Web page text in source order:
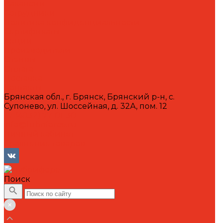
Брянская обл., г. Брянск, Брянский р-н, с.
Супонево, ул. Шоссейная, д. 32А, пом. 12
Поиск